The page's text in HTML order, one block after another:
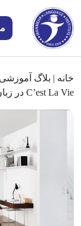
خانه | بلاگ آموزشی
C’est La Vie در زبان فرانسه